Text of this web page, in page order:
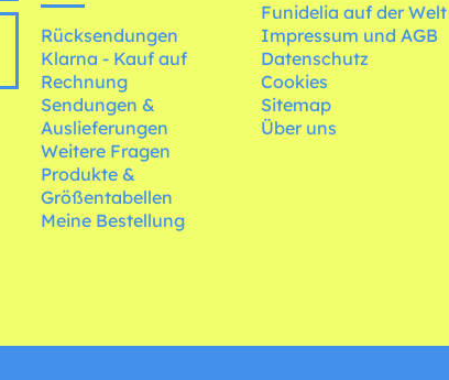
Rücksendungen
Klarna - Kauf auf
Rechnung
Sendungen &
Auslieferungen
Weitere Fragen
Produkte &
Größentabellen
Meine Bestellung
Funidelia auf der Welt
Impressum und AGB
Datenschutz
Cookies
Sitemap
Über uns